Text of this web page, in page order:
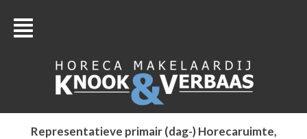
Representatieve primair (dag-) Horecaruimte,